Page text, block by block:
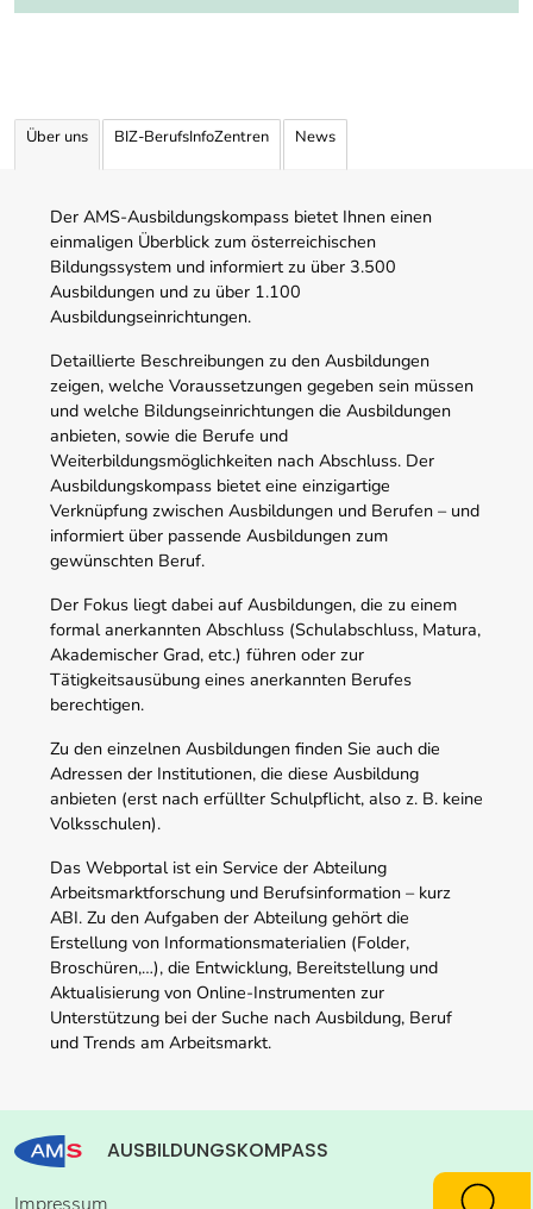
Über uns BIZ-BerufsInfoZentren News
Der AMS-Ausbildungskompass bietet Ihnen einen
einmaligen Überblick zum österreichischen
Bildungssystem und informiert zu über 3.500
Ausbildungen und zu über 1.100
Ausbildungseinrichtungen.
Detaillierte Beschreibungen zu den Ausbildungen
zeigen, welche Voraussetzungen gegeben sein müssen
und welche Bildungseinrichtungen die Ausbildungen
anbieten, sowie die Berufe und
Weiterbildungsmöglichkeiten nach Abschluss. Der
Ausbildungskompass bietet eine einzigartige
Verknüpfung zwischen Ausbildungen und Berufen – und
informiert über passende Ausbildungen zum
gewünschten Beruf.
Der Fokus liegt dabei auf Ausbildungen, die zu einem
formal anerkannten Abschluss (Schulabschluss, Matura,
Akademischer Grad, etc.) führen oder zur
Tätigkeitsausübung eines anerkannten Berufes
berechtigen.
Zu den einzelnen Ausbildungen finden Sie auch die
Adressen der Institutionen, die diese Ausbildung
anbieten (erst nach erfüllter Schulpflicht, also z. B. keine
Volksschulen).
Das Webportal ist ein Service der Abteilung
Arbeitsmarktforschung und Berufsinformation – kurz
ABI. Zu den Aufgaben der Abteilung gehört die
Erstellung von Informationsmaterialien (Folder,
Broschüren,…), die Entwicklung, Bereitstellung und
Aktualisierung von Online-Instrumenten zur
Unterstützung bei der Suche nach Ausbildung, Beruf
und Trends am Arbeitsmarkt.
AUSBILDUNGSKOMPASS